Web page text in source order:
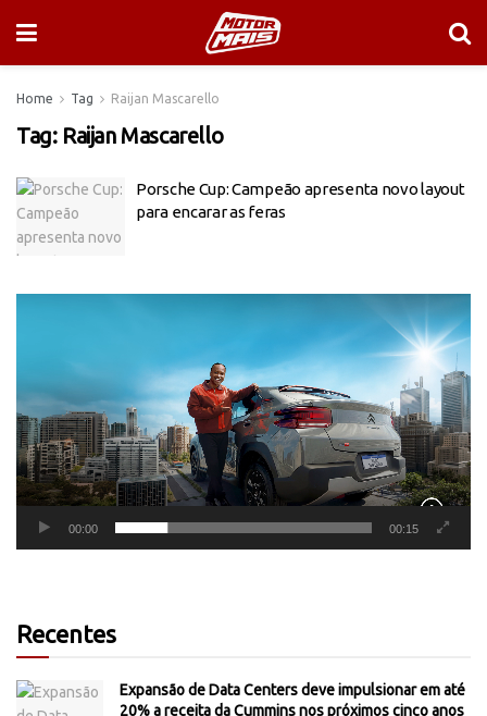
Home Tag Raijan Mascarello
Tag: Raijan Mascarello
Porsche Cup: Campeão apresenta novo layout
para encarar as feras
00:00 00:15
Recentes
Expansão de Data Centers deve impulsionar em até
20% a receita da Cummins nos próximos cinco anos